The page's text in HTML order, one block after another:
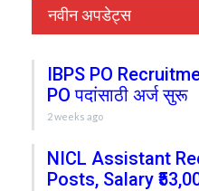
नवीन अपडेट्स
IBPS PO
PO पदांसाठी अर्ज सुरू
2 weeks ago
NICL Assistant
Posts, Salary